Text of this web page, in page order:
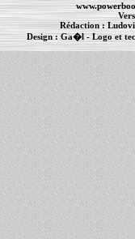
Rédaction :
Design :Ga�l- Logo et
Informations :